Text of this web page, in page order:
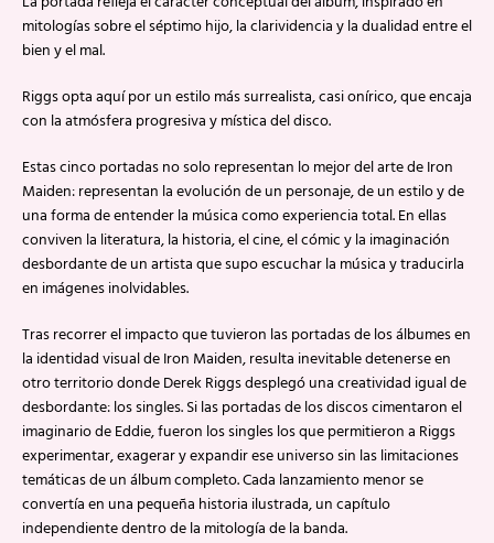
mitologías sobre el séptimo hijo, la clarividencia y la dualidad entre el
bien y el mal.
Riggs opta aquí por un estilo más surrealista, casi onírico, que encaja
con la atmósfera progresiva y mística del disco.
Estas cinco portadas no solo representan lo mejor del arte de Iron
Maiden: representan la evolución de un personaje, de un estilo y de
una forma de entender la música como experiencia total. En ellas
conviven la literatura, la historia, el cine, el cómic y la imaginación
desbordante de un artista que supo escuchar la música y traducirla
en imágenes inolvidables.
Tras recorrer el impacto que tuvieron las portadas de los álbumes en
la identidad visual de Iron Maiden, resulta inevitable detenerse en
otro territorio donde Derek Riggs desplegó una creatividad igual de
desbordante: los singles. Si las portadas de los discos cimentaron el
imaginario de Eddie, fueron los singles los que permitieron a Riggs
experimentar, exagerar y expandir ese universo sin las limitaciones
temáticas de un álbum completo. Cada lanzamiento menor se
convertía en una pequeña historia ilustrada, un capítulo
independiente dentro de la mitología de la banda.